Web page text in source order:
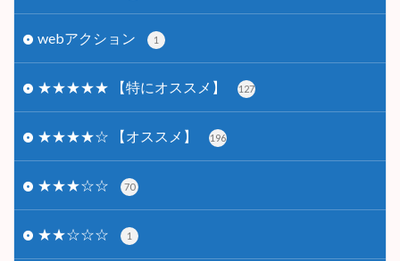
webアクション 1
★★★★★ 【特にオススメ】 127
★★★★☆ 【オススメ】 196
★★★☆☆ 70
★★☆☆☆ 1